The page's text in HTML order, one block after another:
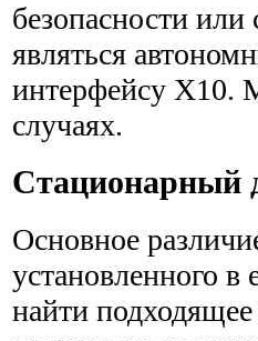
безопасности или
являться
интерфейсу Х10.
случаях.
Стационарный
Основное
установленного
найти подходящее